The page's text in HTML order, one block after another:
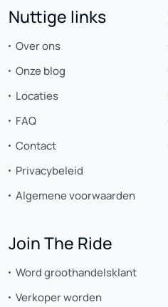
Nuttige links
Over ons
Onze blog
Locaties
FAQ
Contact
Privacybeleid
Algemene voorwaarden
Join The Ride
Word groothandelsklant
Verkoper worden